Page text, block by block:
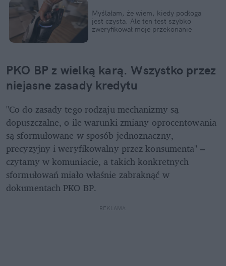
Myślałam, że wiem, kiedy podłoga
jest czysta. Ale ten test szybko
zweryfikował moje przekonanie
PKO BP z wielką karą. Wszystko przez
niejasne zasady kredytu
"Co do zasady tego rodzaju mechanizmy są
dopuszczalne, o ile warunki zmiany oprocentowania
są sformułowane w sposób jednoznaczny,
precyzyjny i weryfikowalny przez konsumenta" –
czytamy w komuniacie, a takich konkretnych
sformułowań miało właśnie zabraknąć w
dokumentach PKO BP.
REKLAMA